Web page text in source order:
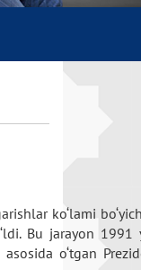
ko‘lami
Bu jarayon 1991
o‘tgan